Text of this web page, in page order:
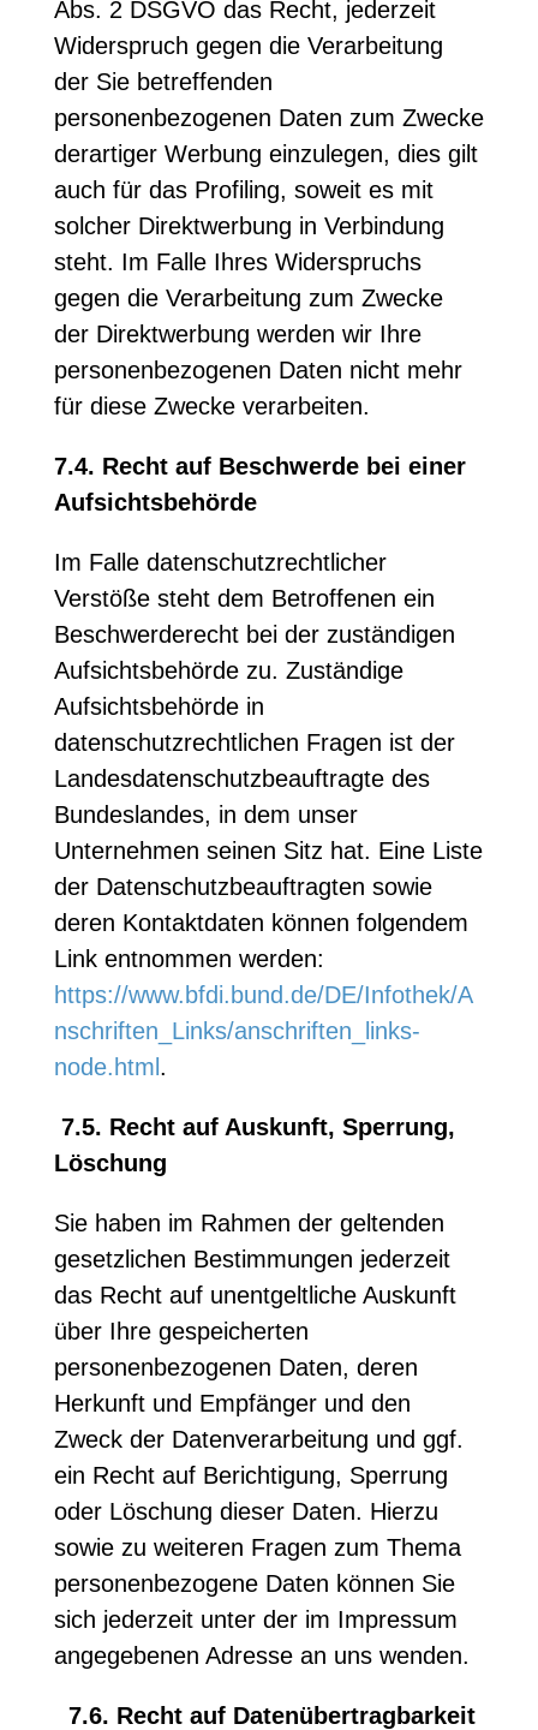
Abs. 2 DSGVO das Recht, jederzeit
Widerspruch gegen die Verarbeitung
der Sie betreffenden
personenbezogenen Daten zum Zwecke
derartiger Werbung einzulegen, dies gilt
auch für das Profiling, soweit es mit
solcher Direktwerbung in Verbindung
steht. Im Falle Ihres Widerspruchs
gegen die Verarbeitung zum Zwecke
der Direktwerbung werden wir Ihre
personenbezogenen Daten nicht mehr
für diese Zwecke verarbeiten.
7.4. Recht auf Beschwerde bei einer
Aufsichtsbehörde
Im Falle datenschutzrechtlicher
Verstöße steht dem Betroffenen ein
Beschwerderecht bei der zuständigen
Aufsichtsbehörde zu. Zuständige
Aufsichtsbehörde in
datenschutzrechtlichen Fragen ist der
Landesdatenschutzbeauftragte des
Bundeslandes, in dem unser
Unternehmen seinen Sitz hat. Eine Liste
der Datenschutzbeauftragten sowie
deren Kontaktdaten können folgendem
Link entnommen werden:
https://www.bfdi.bund.de/DE/Infothek/A
nschriften_Links/anschriften_links-
node.html .
7.5. Recht auf Auskunft, Sperrung,
Löschung
Sie haben im Rahmen der geltenden
gesetzlichen Bestimmungen jederzeit
das Recht auf unentgeltliche Auskunft
über Ihre gespeicherten
personenbezogenen Daten, deren
Herkunft und Empfänger und den
Zweck der Datenverarbeitung und ggf.
ein Recht auf Berichtigung, Sperrung
oder Löschung dieser Daten. Hierzu
sowie zu weiteren Fragen zum Thema
personenbezogene Daten können Sie
sich jederzeit unter der im Impressum
angegebenen Adresse an uns wenden.
7.6. Recht auf Datenübertragbarkeit